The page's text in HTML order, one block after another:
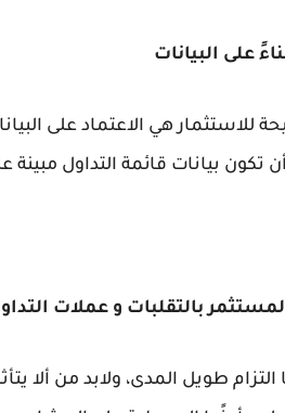
للاستثمار هي الاعتماد على
أن تكون بيانات قائمة التداول
التزام طويل المدى، ولابد من ألا